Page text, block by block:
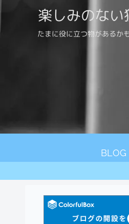
楽しみのない
たまに役に立つ物があるか
BLOG